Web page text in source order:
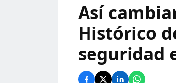
Así
Histórico
seguridad